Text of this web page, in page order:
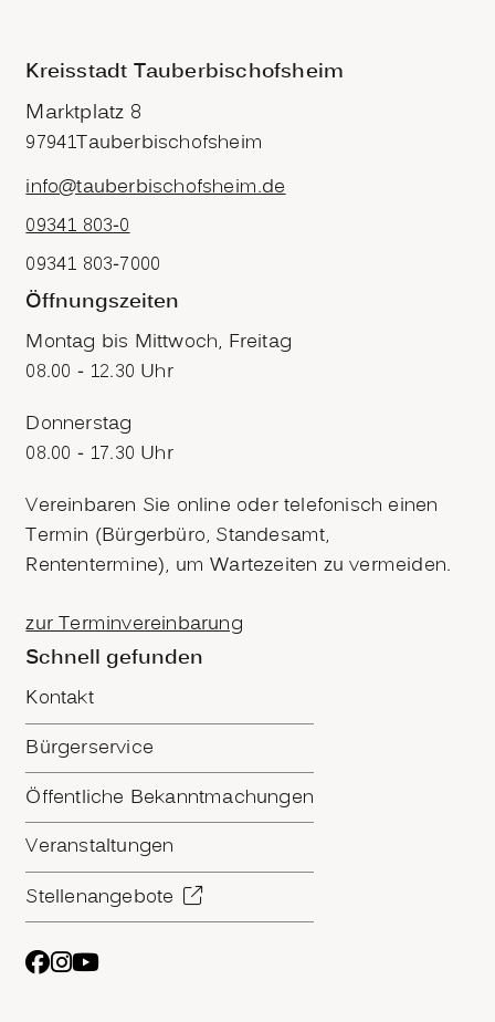
Kreisstadt Tauberbischofsheim
Marktplatz 8
97941Tauberbischofsheim
info@tauberbischofsheim.de
09341 803-0
09341 803-7000
Öffnungszeiten
Montag bis Mittwoch, Freitag
08.00 - 12.30 Uhr
Donnerstag
08.00 - 17.30 Uhr
Vereinbaren Sie online oder telefonisch einen
Termin (Bürgerbüro, Standesamt,
Rententermine), um Wartezeiten zu vermeiden.
zur Terminvereinbarung
Schnell gefunden
Kontakt
Bürgerservice
Öffentliche Bekanntmachungen
Veranstaltungen
Stellenangebote